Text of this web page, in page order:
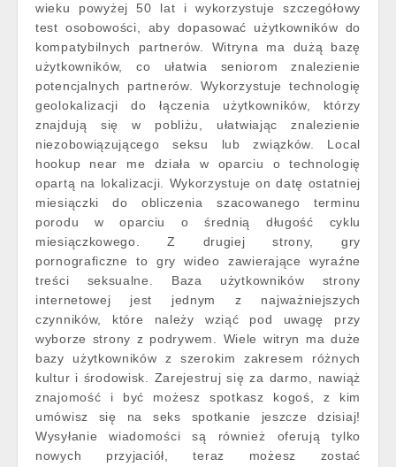
wieku powyżej 50 lat i wykorzystuje szczegółowy
test osobowości, aby dopasować użytkowników do
kompatybilnych partnerów. Witryna ma dużą bazę
użytkowników, co ułatwia seniorom znalezienie
potencjalnych partnerów. Wykorzystuje technologię
geolokalizacji do łączenia użytkowników, którzy
znajdują się w pobliżu, ułatwiając znalezienie
niezobowiązującego seksu lub związków. Local
hookup near me działa w oparciu o technologię
opartą na lokalizacji. Wykorzystuje on datę ostatniej
miesiączki do obliczenia szacowanego terminu
porodu w oparciu o średnią długość cyklu
miesiączkowego. Z drugiej strony, gry
pornograficzne to gry wideo zawierające wyraźne
treści seksualne. Baza użytkowników strony
internetowej jest jednym z najważniejszych
czynników, które należy wziąć pod uwagę przy
wyborze strony z podrywem. Wiele witryn ma duże
bazy użytkowników z szerokim zakresem różnych
kultur i środowisk. Zarejestruj się za darmo, nawiąż
znajomość i być możesz spotkasz kogoś, z kim
umówisz się na seks spotkanie jeszcze dzisiaj!
Wysyłanie wiadomości są również oferują tylko
nowych przyjaciół, teraz możesz zostać